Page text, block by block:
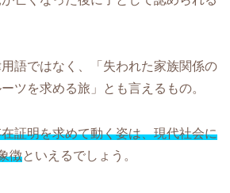
語ではなく、「失われた家族関係の
ツを求める旅」とも言えるもの。
証明を求めて動く姿は、現代社会に
徴といえるでしょう。